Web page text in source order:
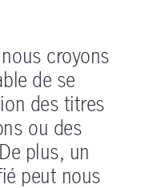
croyons
de se
des titres
ou des
plus, un
peut nous